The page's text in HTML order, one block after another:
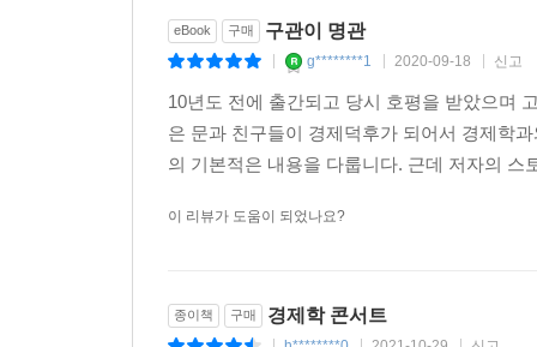
eBook 구매 구관이 명관
g********1 2020-09-18 신고
10년도 전에 출간되고 당시 호평을 받았으며
은 문과 친구들이 경제덕후가 되어서 경제학
의 기본적은 내용을 다룹니다. 근데 저자의
이 리뷰가 도움이 되었나요?
종이책 구매 경제학 콘서트